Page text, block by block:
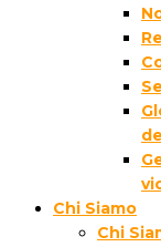
Chi Siamo
Chi